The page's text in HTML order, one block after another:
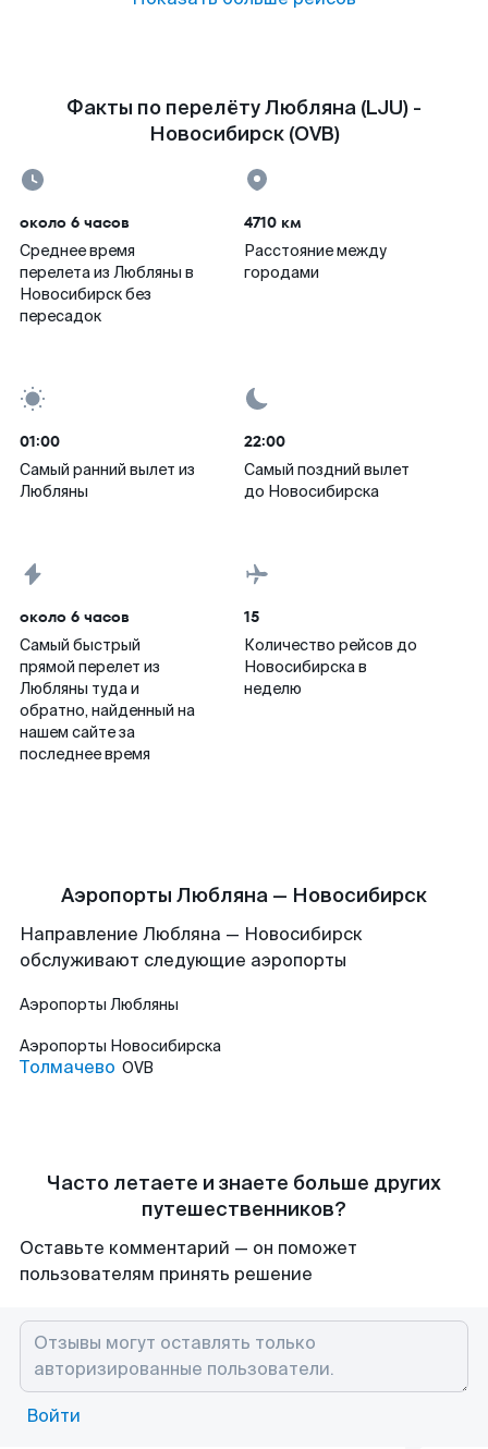
Факты по перелёту Любляна (LJU) -
Новосибирск (OVB)
около 6 часов
Среднее время
перелета из Любляны в
Новосибирск без
пересадок
4710 км
Расстояние между
городами
01:00
Самый ранний вылет из
Любляны
22:00
Самый поздний вылет
до Новосибирска
около 6 часов
Самый быстрый
прямой перелет из
Любляны туда и
обратно, найденный на
нашем сайте за
последнее время
15
Количество рейсов до
Новосибирска в
неделю
Аэропорты Любляна — Новосибирск
Направление Любляна — Новосибирск
обслуживают следующие аэропорты
Аэропорты Любляны
Аэропорты Новосибирска
Толмачево OVB
Часто летаете и знаете больше других
путешественников?
Оставьте комментарий — он поможет
пользователям принять решение
Войти